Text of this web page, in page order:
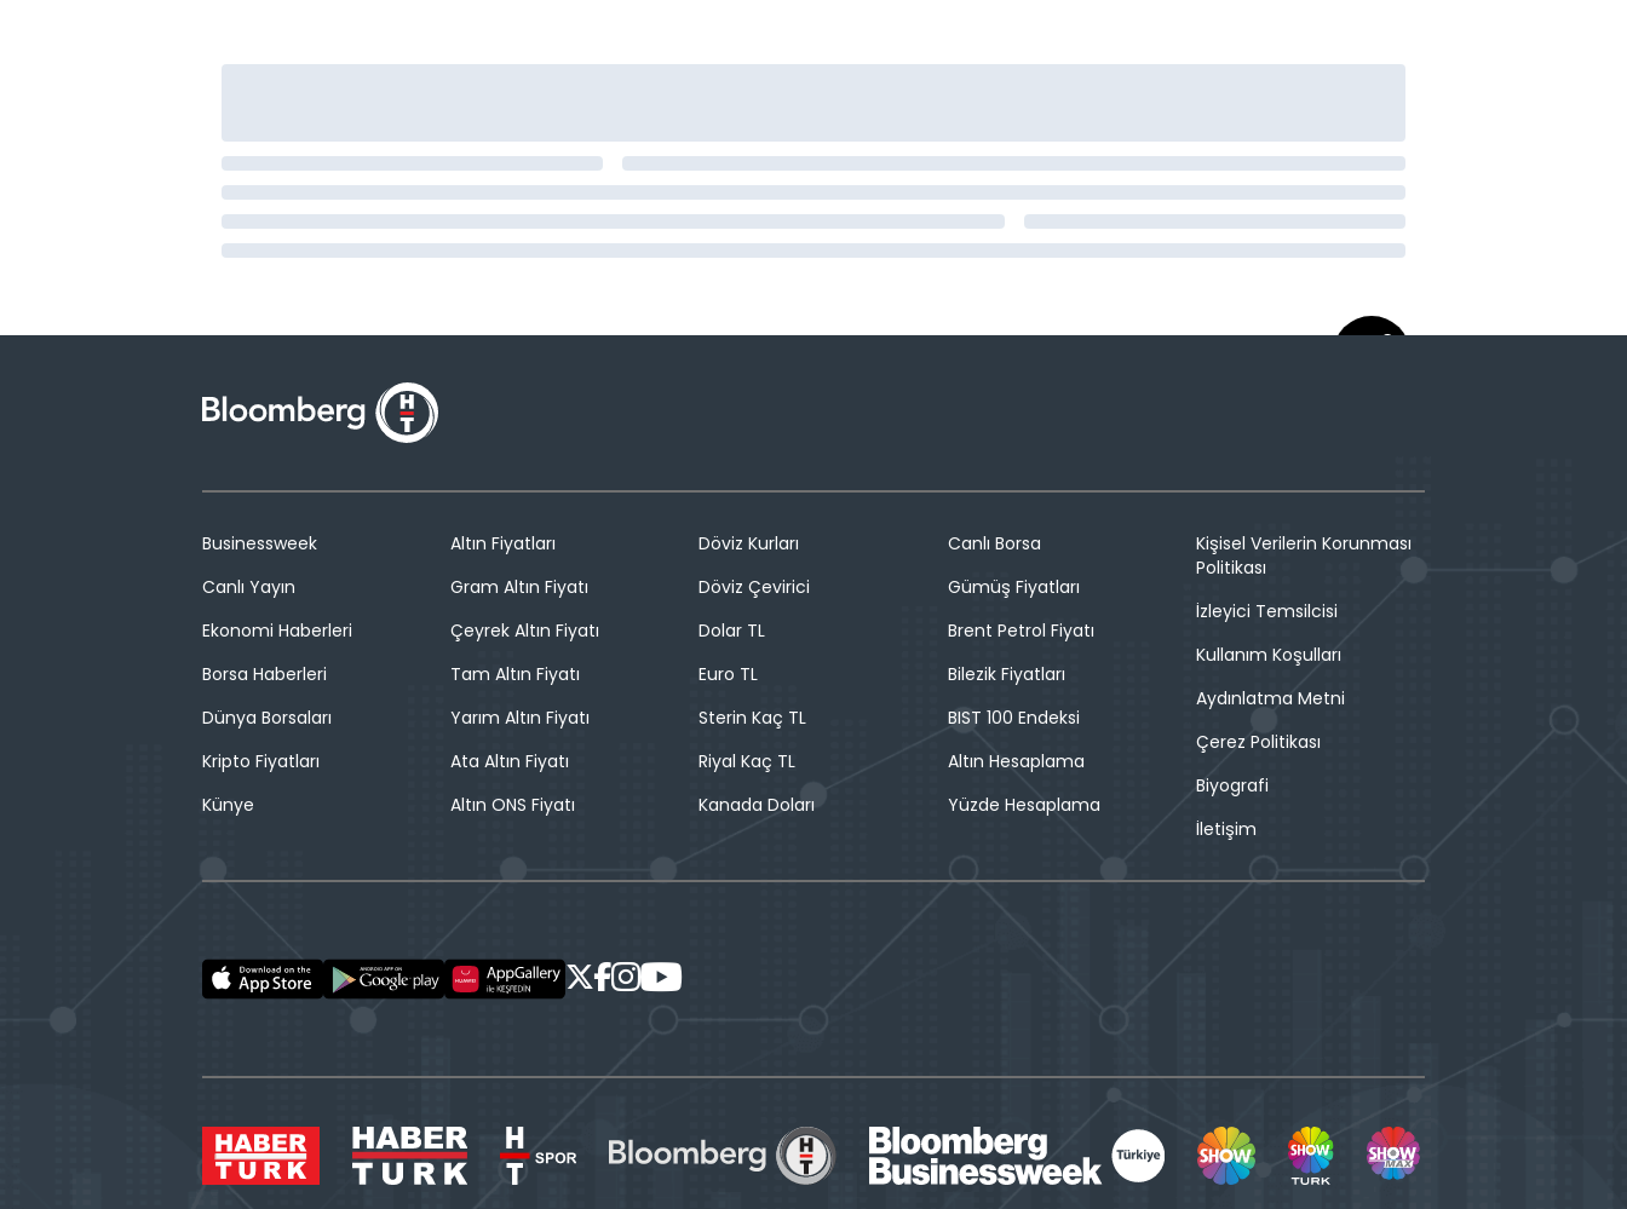
Businessweek
Canlı Yayın
Ekonomi Haberleri
Borsa Haberleri
Dünya Borsaları
Kripto Fiyatları
Künye
Altın Fiyatları
Gram Altın Fiyatı
Çeyrek Altın Fiyatı
Tam Altın Fiyatı
Yarım Altın Fiyatı
Ata Altın Fiyatı
Altın ONS Fiyatı
Döviz Kurları
Döviz Çevirici
Dolar TL
Euro TL
Sterin Kaç TL
Riyal Kaç TL
Kanada Doları
Canlı Borsa
Gümüş Fiyatları
Brent Petrol Fiyatı
Bilezik Fiyatları
BIST 100 Endeksi
Altın Hesaplama
Yüzde Hesaplama
Kişisel Verilerin Korunması
Politikası
İzleyici Temsilcisi
Kullanım Koşulları
Aydınlatma Metni
Çerez Politikası
Biyografi
İletişim